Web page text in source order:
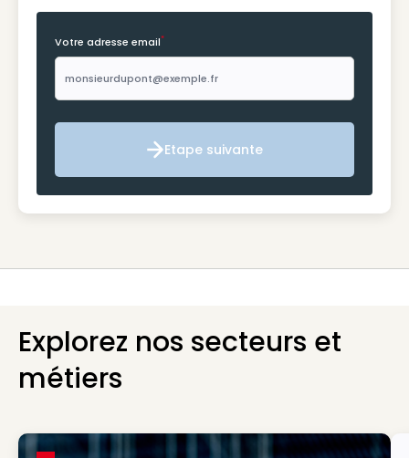
Votre adresse email*
Etape suivante
Etape suivante
Explorez nos secteurs et
métiers